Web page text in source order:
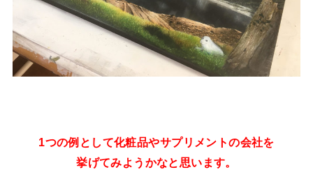
1つの例として化粧品やサプリメントの会社を
挙げてみようかなと思います。